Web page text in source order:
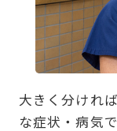
大きく分けれ
な症状・病気